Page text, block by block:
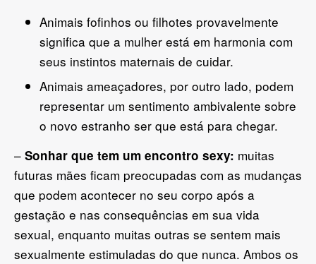
Animais fofinhos ou filhotes provavelmente
significa que a mulher está em harmonia com
seus instintos maternais de cuidar.
Animais ameaçadores, por outro lado, podem
representar um sentimento ambivalente sobre
o novo estranho ser que está para chegar.
– Sonhar que tem um encontro sexy: muitas
futuras mães ficam preocupadas com as mudanças
que podem acontecer no seu corpo após a
gestação e nas consequências em sua vida
sexual, enquanto muitas outras se sentem mais
sexualmente estimuladas do que nunca. Ambos os